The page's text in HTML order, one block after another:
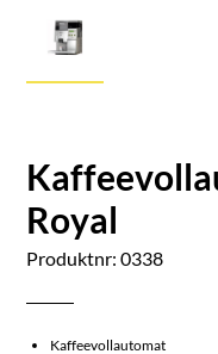
Royal
Produktnr: 0338
Kaffeevollautomat